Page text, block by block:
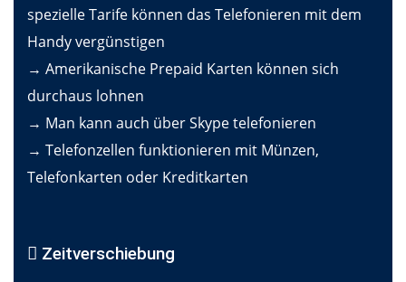
spezielle Tarife können das Telefonieren mit dem
Handy vergünstigen
→ Amerikanische Prepaid Karten können sich
durchaus lohnen
→ Man kann auch über Skype telefonieren
→ Telefonzellen funktionieren mit Münzen,
Telefonkarten oder Kreditkarten
Zeitverschiebung